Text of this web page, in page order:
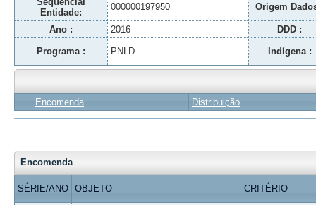
Entidade:
000000197950 Origem
Ano : 2016 DDD :
Programa : PNLD Indígena :
Encomenda Distribuição
Encomenda
SÉRIE/ANO OBJETO CRITÉRIO